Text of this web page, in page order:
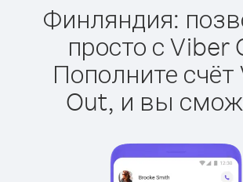
Финляндия:
просто с Viber
Пополните
Out, и вы